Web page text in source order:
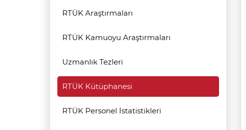
RTÜK Araştırmaları
RTÜK Kamuoyu Araştırmaları
Uzmanlık Tezleri
RTÜK Kütüphanesi
RTÜK Personel İstatistikleri